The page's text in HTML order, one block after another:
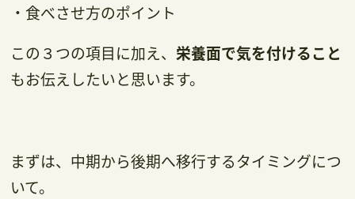
・食べさせ方のポイント
この３つの項目に加え、栄養面で気を付けること
もお伝えしたいと思います。
まずは、中期から後期へ移行するタイミングにつ
いて。